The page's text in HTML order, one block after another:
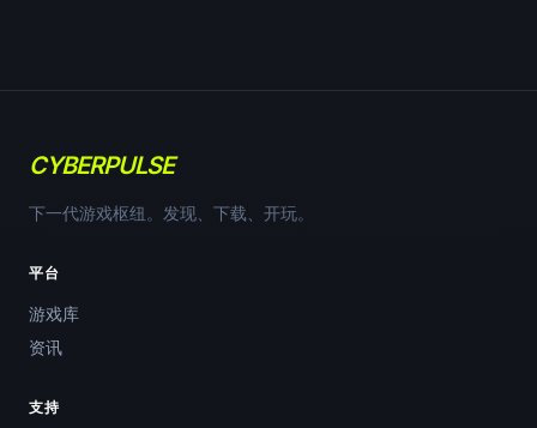
CYBERPULSE
下一代游戏枢纽。发现、下载、开玩。
平台
游戏库
资讯
支持